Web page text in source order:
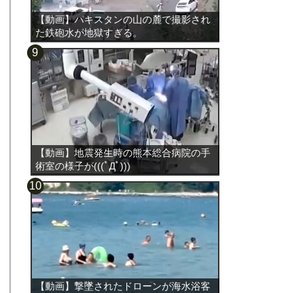
【動画】パキスタンの山の麓で撮影され
た鉄砲水が地獄すぎる。
【動画】地震発生時の熊本総合病院の手
術室の様子が(((ﾟДﾟ)))
【動画】撃墜されたドローンが海水浴客